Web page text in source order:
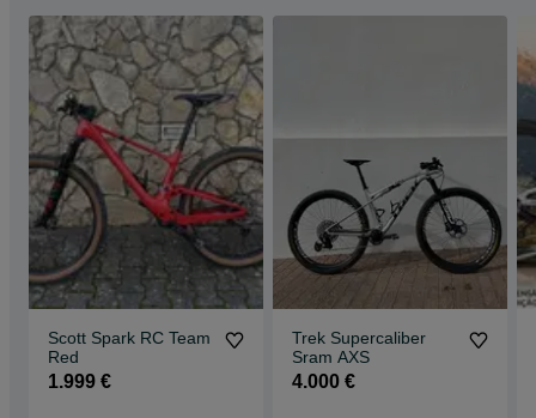
Scott Spark RC Team
Red
1.999 €
Trek Supercaliber
Sram AXS
4.000 €